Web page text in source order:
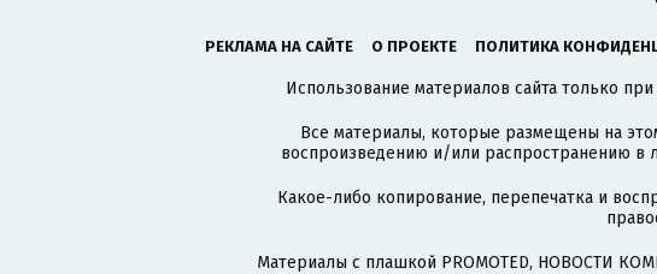
РЕКЛАМА НА САЙТЕ О ПРОЕКТЕ ПОЛИТИКА
Использование материалов сайта только
Все материалы, которые размещены на
воспроизведению и/или распространению в
Какое-либо копирование, перепечатка и
Материалы с плашкой PROMOTED, НОВОСТИ